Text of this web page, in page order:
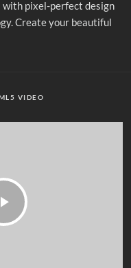
with pixel-perfect design
Create your beautiful
VIDEO